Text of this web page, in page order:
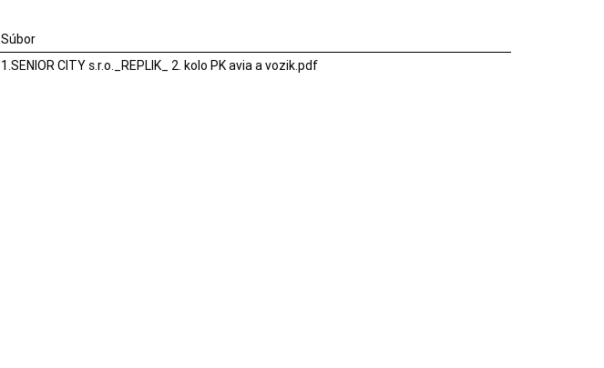
Súbor
1.SENIOR CITY s.r.o._REPLIK_ 2. kolo PK avia a vozik.pdf